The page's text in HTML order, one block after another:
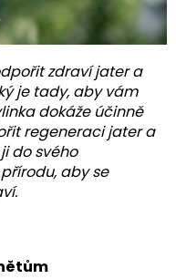
zdraví jater a
je tady, aby vám
dokáže účinně
regeneraci jater a
do svého
aby se